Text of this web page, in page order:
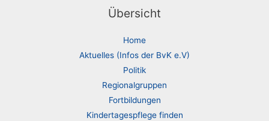
Übersicht
Home
Aktuelles (Infos der BvK e.V)
Politik
Regionalgruppen
Fortbildungen
Kindertagespflege finden